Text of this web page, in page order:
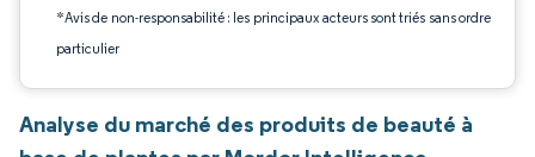
*Avis de non-responsabilité : les principaux acteurs sont triés sans ordre
particulier
Analyse du marché des produits de beauté à